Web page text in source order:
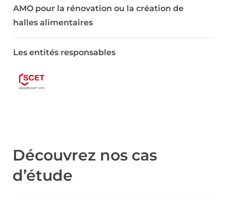
AMO pour la rénovation ou la création de
halles alimentaires
Les entités responsables
Découvrez nos cas
d’étude